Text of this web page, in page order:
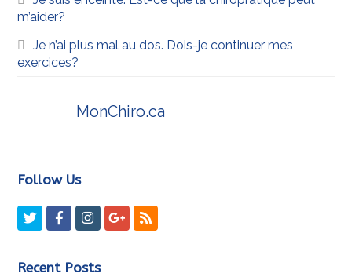
m’aider?
Je n’ai plus mal au dos. Dois-je continuer mes
exercices?
MonChiro.ca
Follow Us
TwitterFacebookInstagramGooglePlus
RSS
Recent Posts